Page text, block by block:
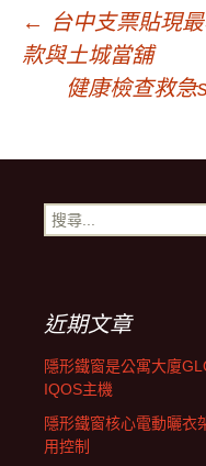
文
導
覽
←
台中支票貼現
款與土城當舖
健康檢查救
搜
尋
近期文章
隱形鐵窗是公寓大廈
IQOS主機
隱形鐵窗核心電動曬衣
用控制